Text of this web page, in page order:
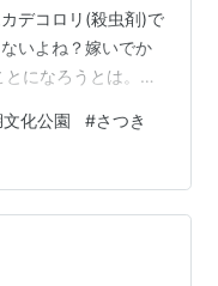
デコロリ(殺虫剤)で
いよね？嫁いでか
になろうとは。今
けど。ムカデコロ
お金がかかる梅雨
つきの花の続き。
に咲いた子はぽろ
ョーを観ているか
化公園 #さつき